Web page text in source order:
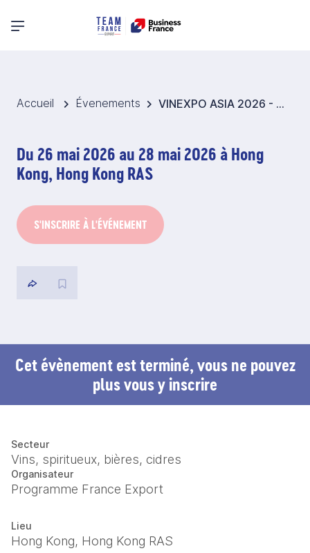
Menu principal
Accueil Évenements VINEXPO ASIA 2026 - Pavillon France Vins, Spiritueux, Bières et Cidres - Hong Kong
Du 26 mai 2026 au 28 mai 2026 à Hong
Kong, Hong Kong RAS
S'INSCRIRE À L'ÉVÉNEMENT
Cet évènement est terminé, vous ne pouvez
plus vous y inscrire
Secteur
Vins, spiritueux, bières, cidres
Organisateur
Programme France Export
Lieu
Hong Kong, Hong Kong RAS